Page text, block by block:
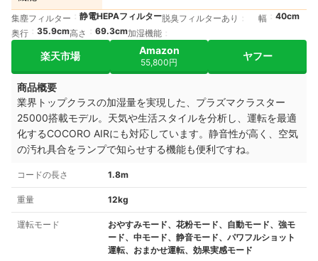
集塵フィルター 静電HEPAフィルター脱臭フィルターあり 幅
40cm
奥行
35.9cm高さ 69.3cm加湿機能
楽天市場 Amazon
55,800円
ヤフー
商品概要
業界トップクラスの加湿量を実現した、プラズマクラスター
25000搭載モデル。天気や生活スタイルを分析し、運転を最適
化するCOCORO AIRにも対応しています。静音性が高く、空気
の汚れ具合をランプで知らせする機能も便利ですね。
コードの長さ 1.8m
重量 12kg
運転モード
おやすみモード、花粉モード、自動モード、強モ
ード、中モード、静音モード、パワフルショット
運転、おまかせ運転、効果実感モード